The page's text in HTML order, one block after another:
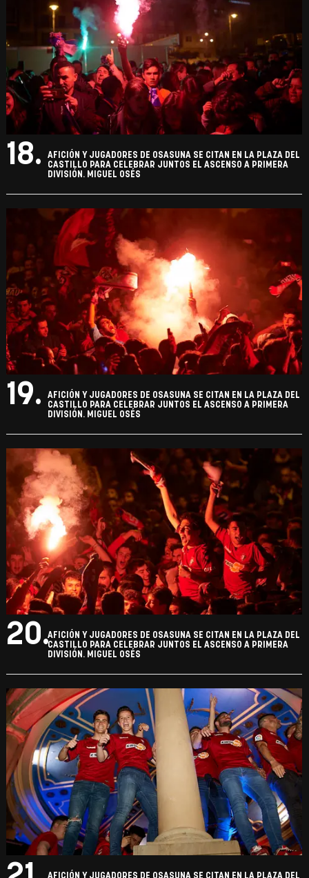
18.
AFICIÓN Y JUGADORES DE OSASUNA SE CITAN EN LA PLAZA DEL
CASTILLO PARA CELEBRAR JUNTOS EL ASCENSO A PRIMERA
DIVISIÓN. MIGUEL OSÉS
19.
AFICIÓN Y JUGADORES DE OSASUNA SE CITAN EN LA PLAZA DEL
CASTILLO PARA CELEBRAR JUNTOS EL ASCENSO A PRIMERA
DIVISIÓN. MIGUEL OSÉS
20.AFICIÓN Y JUGADORES DE OSASUNA SE CITAN EN LA PLAZA DEL
CASTILLO PARA CELEBRAR JUNTOS EL ASCENSO A PRIMERA
DIVISIÓN. MIGUEL OSÉS
AFICIÓN Y JUGADORES DE OSASUNA SE CITAN EN LA PLAZA DEL